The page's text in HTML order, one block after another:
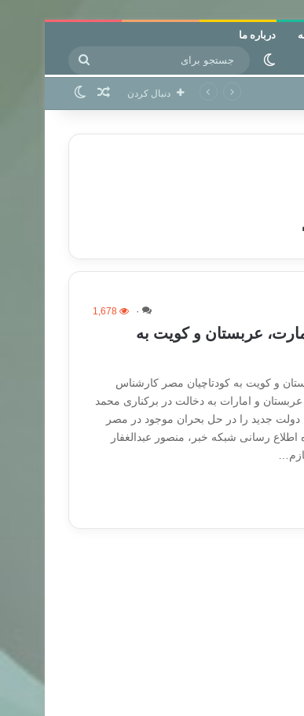
درباره ما
تغییر پوسته
برای دنبال کردن نوشته تصادفی
۰ 1,678
امارت، عربستان و کویت به
عربستان و کویت به کودتاچیان مصر کارشناس
و امارات به دخالت در برکناری محمد
جدید را در حل بحران موجود در مصر
اطلاع رسانی شبکه خبر، منصور عبدالغفار